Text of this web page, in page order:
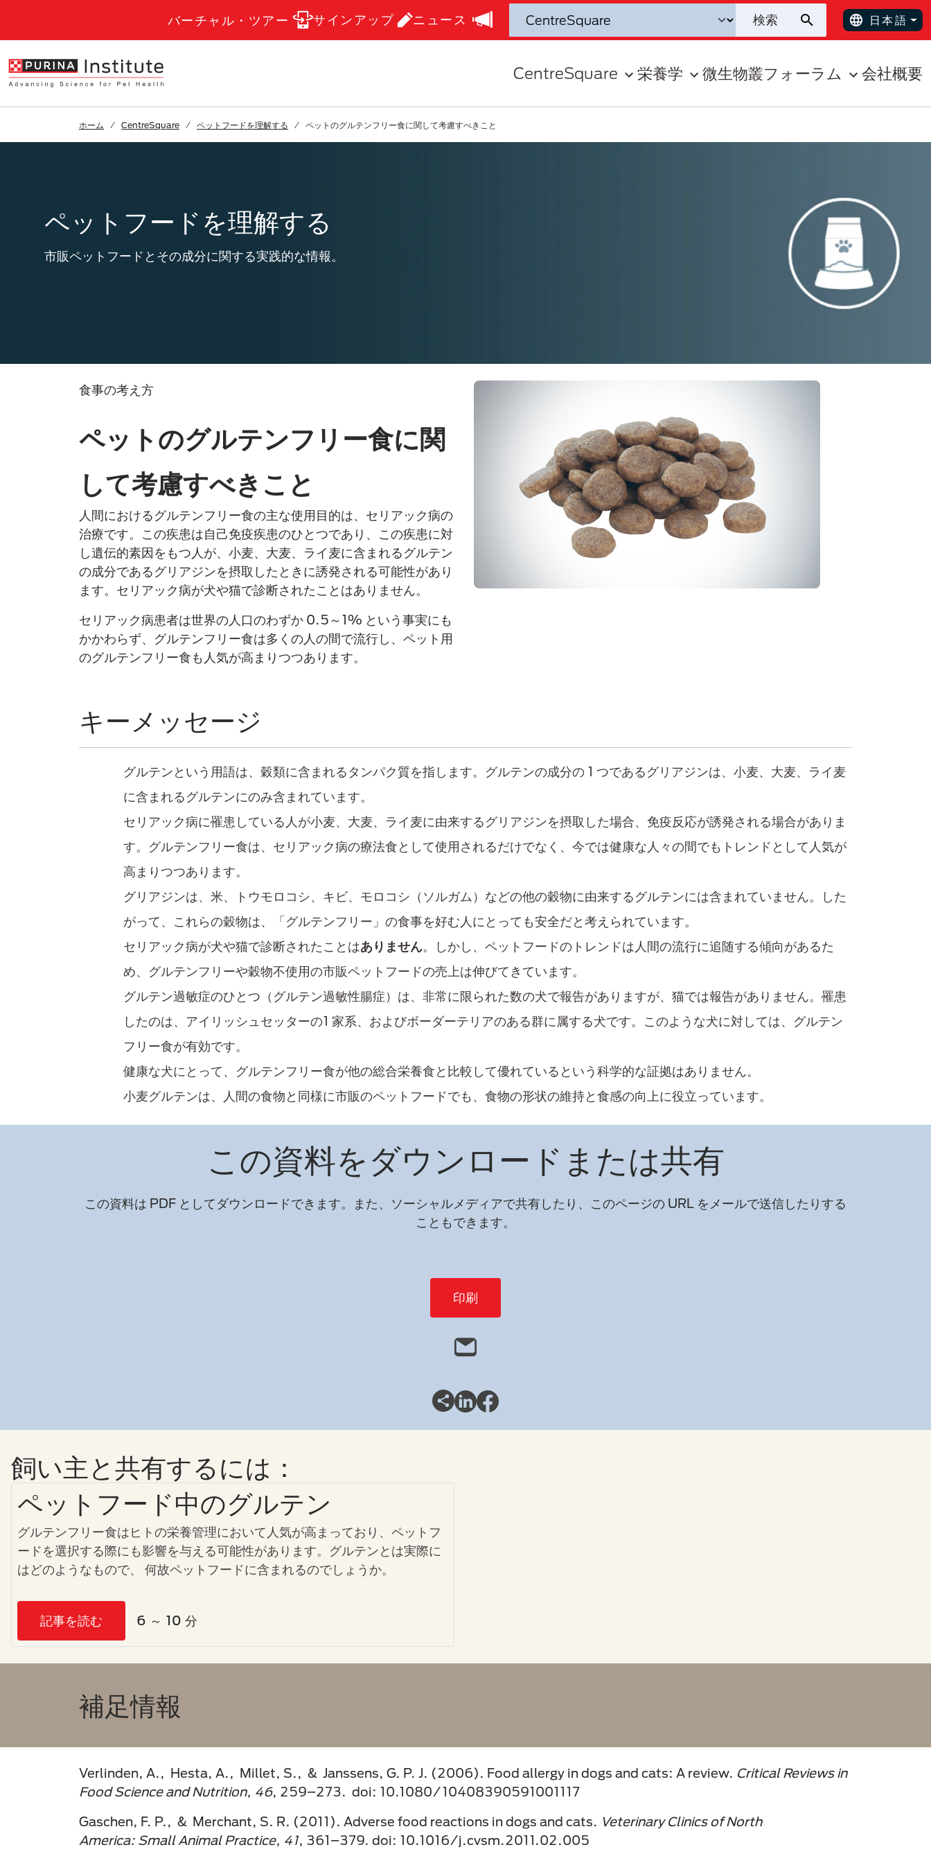
バーチャル・ツアー サインアップ ニュース 日本語
CentreSquare 栄養学 微生物叢フォーラム 会社概要
ホーム CentreSquare ペットフードを理解する ペットのグルテンフリー食に関して考慮すべきこと
ペットフードを理解する
市販ペットフードとその成分に関する実践的な情報。
食事​の考え方
ペットのグルテンフリー食に関
して考慮すべきこと
人間におけるグルテンフリー食の主な使用目的は、セリアック病の
治療です。この疾患は自己免疫疾患のひとつ​であり、この疾患に対
し遺伝的素因をもつ人が、小麦、大麦、ライ麦に含まれるグルテン
の成分であるグリアジンを摂取したときに誘発される可能性があり
ます。​セリアック病が犬や猫で診断されたことはありません。
セリアック病患者は世界の人口のわずか 0.5～1% という事実にも
かかわらず、グルテンフリー食は多くの人の間で流行し、​ペット用
のグルテンフリー食も人気が高まりつつあります。
キーメッセージ
グルテンという用語は、穀類に含まれるタンパク質を指します。グルテンの成分の 1 つであるグリアジンは、小麦、大麦、ライ麦
に含まれるグルテンにのみ含まれています。
セリアック病に罹患している人が小麦、大麦、ライ麦に由来するグリアジンを摂取した場合、免疫反応が誘発される場合がありま
す。グルテンフリー食は、セリアック病の療法食として使用されるだけでなく、今では健康な人々の間でもトレンドとして人気が
高まりつつあります。
グリアジンは、米、トウモロコシ、キビ、モロコシ（ソルガム）などの他の穀物に由来するグルテンには含まれていません。した
がって、これらの穀物は、「グルテンフリー」の食事を好む人​にとっても安全だと​考えられています。
セリアック病が犬や猫で診断されたことはありません。しかし、ペットフードのトレンドは人間の流行​に追随する傾向があるた
め、グルテンフリーや穀物不使用の市販ペットフードの売上は伸びてきています。
グルテン過敏症のひとつ​（グルテン過敏性腸症​）は、非常に限られた数の犬で報告があり​ますが、猫では報告がありません。​罹患
したのは、アイリッシュセッターの1 家系、およびボーダーテリアのある群に属する犬です。このような犬に対しては​、グルテン
フリー食が有効です。
健康な犬にとって、グルテンフリー食が他の総合栄養食と比較して​優れているという科学的な証拠はありません。
小麦グルテンは、人間の食物と同様に市販のペットフードでも、食物の形状の維持と食感の向上に役立っています。
この資料をダウンロードまたは共有
この資料は PDF としてダウンロードできます。また、ソーシャルメディアで共有したり、このページの URL をメールで送信したりする
こともできます。
印刷
飼い主と共有するには：
ペットフード中のグルテン
グルテンフリー食はヒトの栄養管理において人気が高まっており、ペットフ
ードを選択する際にも影響を与える可能性があります。グルテンとは実際に
はどのようなもので、 何故ペットフードに含まれるのでしょうか。
記事を読む 6 ～ 10 分
補足情報​
Verlinden, A., Hesta, A., Millet, S., & Janssens, G. P. J. (2006). Food allergy in dogs and cats: A review. Critical Reviews in
Food Science and Nutrition, 46, 259–273. doi: 10.1080/10408390591001117
Gaschen, F. P., & Merchant, S. R. (2011). Adverse food reactions in dogs and cats. Veterinary Clinics of North
America: Small Animal Practice, 41, 361–379. doi: 10.1016/j.cvsm.2011.02.005